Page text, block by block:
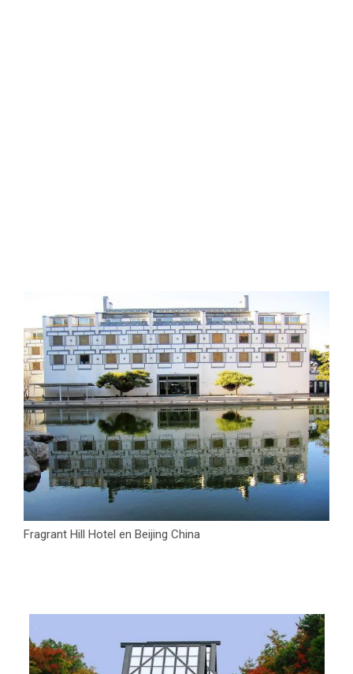
Fragrant Hill Hotel en Beijing China